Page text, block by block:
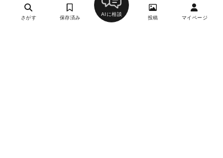
さがす 保存済み
AIに相談
投稿 マイページ